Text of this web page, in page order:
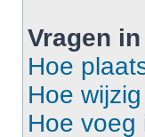
Vragen
Hoe
Hoe
Hoe voeg